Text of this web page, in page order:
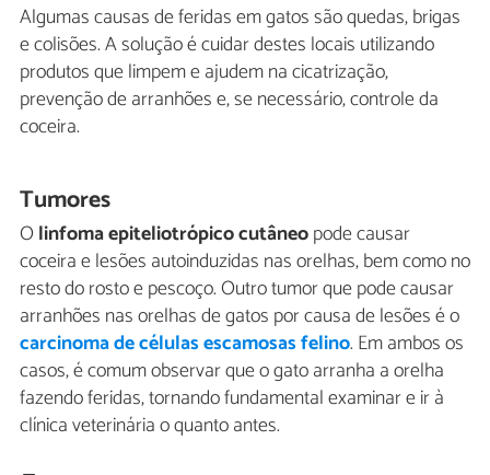
Algumas causas de feridas em gatos são quedas, brigas
e colisões. A solução é cuidar destes locais utilizando
produtos que limpem e ajudem na cicatrização,
prevenção de arranhões e, se necessário, controle da
coceira.
Tumores
Olinfoma epiteliotrópico cutâneopode causar
coceira e lesões autoinduzidas nas orelhas, bem como no
resto do rosto e pescoço. Outro tumor que pode causar
arranhões nas orelhas de gatos por causa de lesões é o
carcinoma de células escamosas felino. Em ambos os
casos, é comum observar que o gato arranha a orelha
fazendo feridas, tornando fundamental examinar e ir à
clínica veterinária o quanto antes.